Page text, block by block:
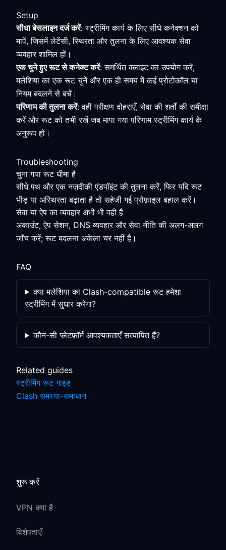
Setup
सीधा बेसलाइन दर्ज करें: स्ट्रीमिंग कार्य के लिए सीधे कनेक्शन को
मापें, जिसमें लेटेंसी, स्थिरता और तुलना के लिए आवश्यक सेवा
व्यवहार शामिल हों।
एक चुने हुए रूट से कनेक्ट करें: समर्थित क्लाइंट का उपयोग करें,
मलेशिया का एक रूट चुनें और एक ही समय में कई प्रोटोकॉल या
नियम बदलने से बचें।
परिणाम की तुलना करें: वही परीक्षण दोहराएँ, सेवा की शर्तों की समीक्षा
करें और रूट को तभी रखें जब मापा गया परिणाम स्ट्रीमिंग कार्य के
अनुरूप हो।
Troubleshooting
चुना गया रूट धीमा है
सीधे पथ और एक नज़दीकी एंडपॉइंट की तुलना करें, फिर यदि रूट
भीड़ या अस्थिरता बढ़ाता है तो सहेजी गई प्रोफ़ाइल बहाल करें।
सेवा या ऐप का व्यवहार अभी भी वही है
अकाउंट, ऐप सेशन, DNS व्यवहार और सेवा नीति की अलग-अलग
जाँच करें; रूट बदलना अकेला चर नहीं है।
FAQ
क्या मलेशिया का Clash-compatible रूट हमेशा
स्ट्रीमिंग में सुधार करेगा?
कौन-सी प्लेटफ़ॉर्म आवश्यकताएँ सत्यापित हैं?
Related guides
स्ट्रीमिंग रूट गाइड
Clash समस्या-समाधान
शुरू करें
VPN क्या है
विशेषताएँ